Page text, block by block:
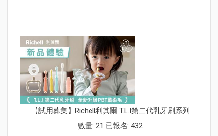
【試用募集】Richell利其爾 T.L.I第二代乳牙刷系列
數量: 21 已報名: 432